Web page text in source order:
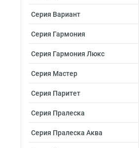
Серия Вариант
Серия Гармония
Серия Гармония Люкс
Серия Мастер
Серия Паритет
Серия Пралеска
Серия Пралеска Аква